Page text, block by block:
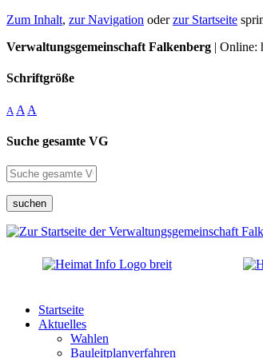
Zum Inhalt, zur Navigation oderzur Startseite
Verwaltungsgemeinschaft Falkenberg | Online:
Schriftgröße
A A A
Suche gesamte VG
suchen
Startseite
Aktuelles
Wahlen
Bauleitplanverfahren